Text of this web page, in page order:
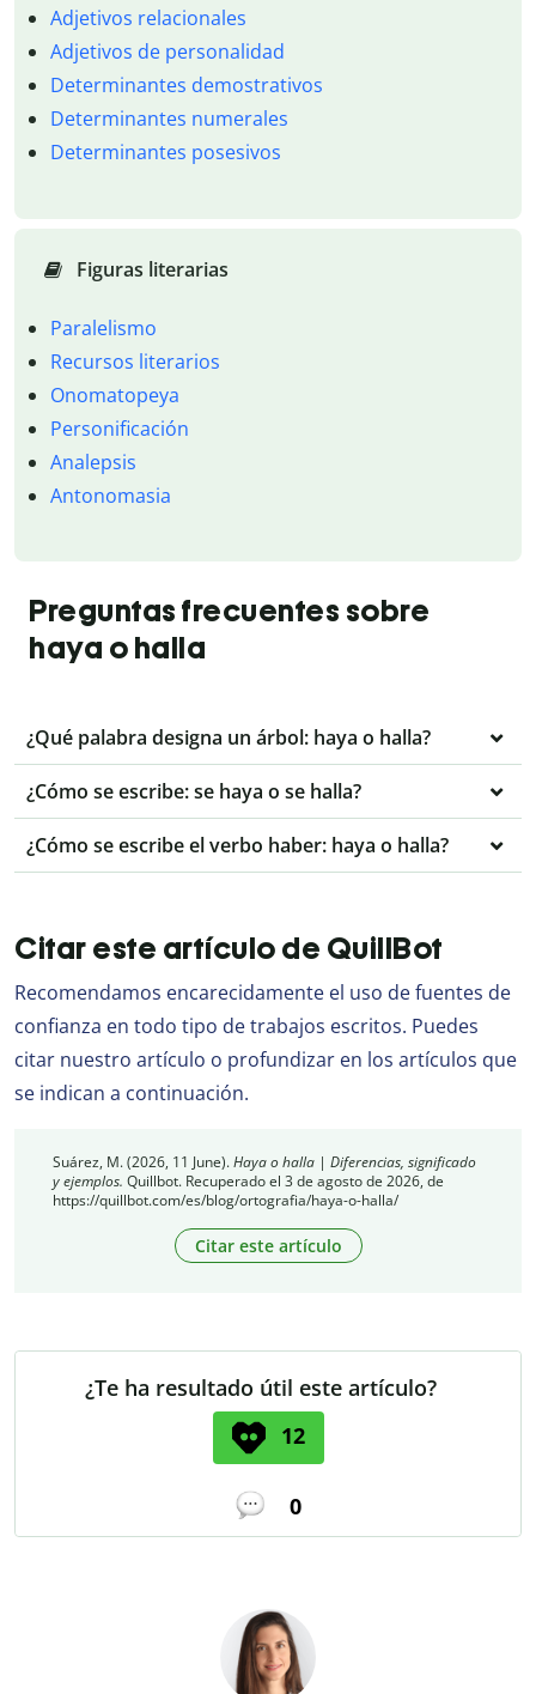
Adjetivos relacionales
Adjetivos de personalidad
Determinantes demostrativos
Determinantes numerales
Determinantes posesivos
Figuras literarias
Paralelismo
Recursos literarios
Onomatopeya
Personificación
Analepsis
Antonomasia
Preguntas frecuentes sobre
haya o halla
¿Qué palabra designa un árbol: haya o halla?
¿Cómo se escribe: se haya o se halla?
¿Cómo se escribe el verbo haber: haya o halla?
Citar este artículo de QuillBot
Recomendamos encarecidamente el uso de fuentes de
confianza en todo tipo de trabajos escritos. Puedes
citar nuestro artículo o profundizar en los artículos que
se indican a continuación.
Suárez, M. (2026, 11 June).Haya o halla | Diferencias, significado
y ejemplos. Quillbot. Recuperado el 3 de agosto de 2026, de
https://quillbot.com/es/blog/ortografia/haya-o-halla/
Citar este artículo
¿Te ha resultado útil este artículo?
12
0